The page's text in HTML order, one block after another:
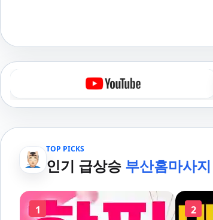
TOP PICKS
인기 급상승 부산홈마사지
1 2